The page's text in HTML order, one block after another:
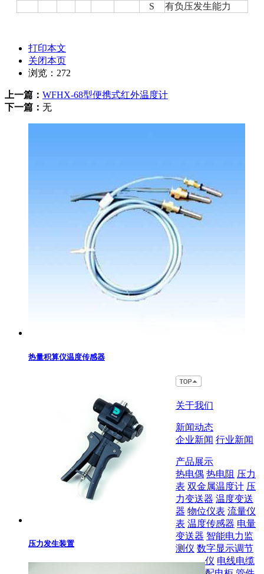
S
有负压发生能力
打印本文
关闭本页
浏览： 272
上一篇： WFHX-68型便携式红外温度计
下一篇： 无
热量积算仪温度传感器
压力发生装置
关于我们
新闻动态
企业新闻 行业新闻
产品展示
热电偶 热电阻 压力
表 双金属温度计 压
力变送器 温度变送
器 物位仪表 流量仪
表 温度传感器 电量
变送器 智能电力监
测仪 数字显示调节
仪 电线电缆